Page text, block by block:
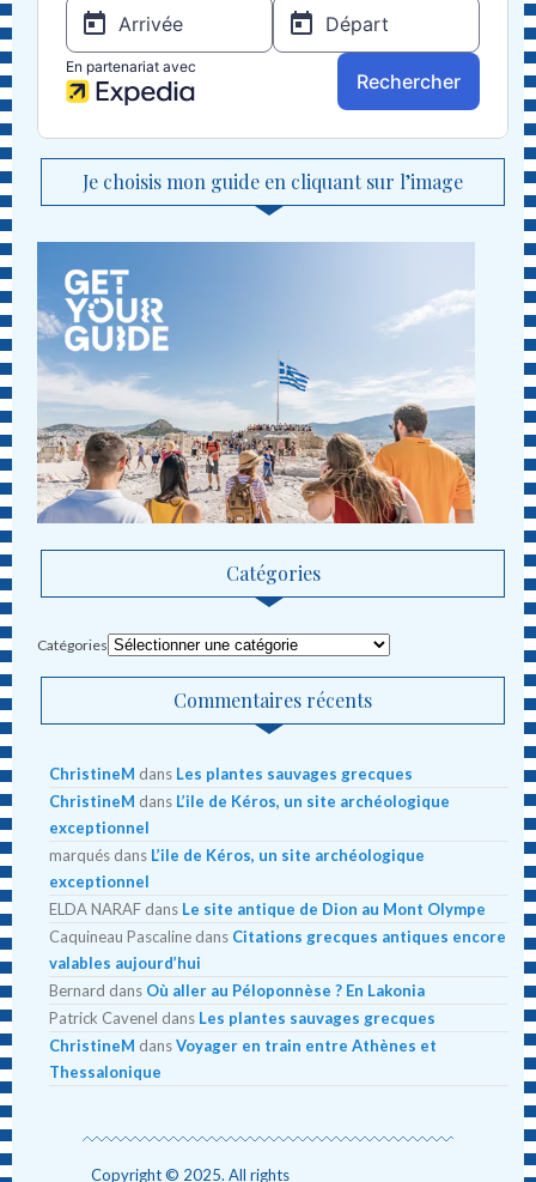
Je choisis mon guide en cliquant sur l’image
Catégories
Catégories
Commentaires récents
ChristineM dans Les plantes sauvages grecques
ChristineM dans L’ile de Kéros, un site archéologique
exceptionnel
marqués dans L’ile de Kéros, un site archéologique
exceptionnel
ELDA NARAF dans Le site antique de Dion au Mont Olympe
Caquineau Pascaline dans Citations grecques antiques encore
valables aujourd’hui
Bernard dans Où aller au Péloponnèse ? En Lakonia
Patrick Cavenel dans Les plantes sauvages grecques
ChristineM dansVoyager en train entre Athènes et
Thessalonique
Copyright © 2025. All rights